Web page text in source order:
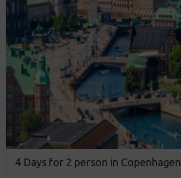
4 Days for 2 person in Copenhagen